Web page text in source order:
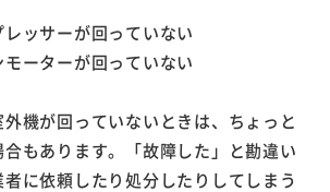
レッサーが回っていない
モーターが回っていない
機が回っていないときは、ちょっと
合もあります。「故障した」と勘違い
に依頼したり処分したりしてしまう